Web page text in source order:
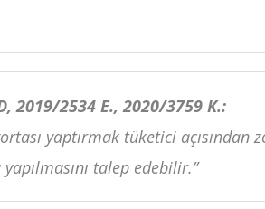
2019/2534 E., 2020/3759 K.:
yaptırmak tüketici
talep edebilir.”